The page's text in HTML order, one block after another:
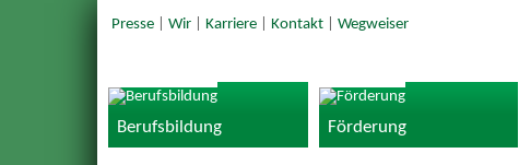
Presse| Wir| Karriere| Kontakt| Wegweiser
Berufsbildung Förderung